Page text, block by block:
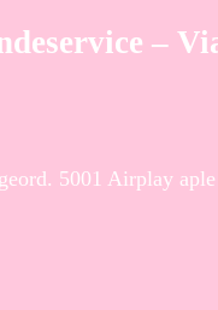
–
5001 Airplay